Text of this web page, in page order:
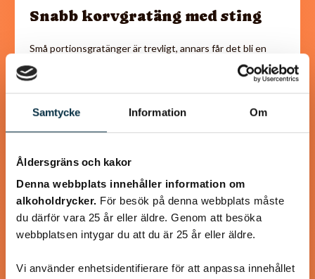
Samtycke Information Om
Åldersgräns och kakor
Denna webbplats innehåller information om
alkoholdrycker. För besök på denna webbplats måste
du därför vara 25 år eller äldre. Genom att besöka
webbplatsen intygar du att du är 25 år eller äldre.
Vi använder enhetsidentifierare för att anpassa innehållet
Snabb korvgratäng med sting
Små portionsgratänger är trevligt, annars får det bli en
stor form som vanligt Fotot är taget innan jag hade på ost
och gratinerade
@irrevirre